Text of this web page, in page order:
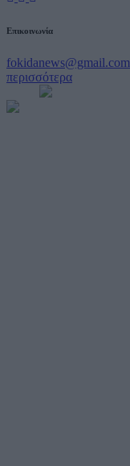
Επικοινωνία
fokidanews@gmail.com
περισσότερα